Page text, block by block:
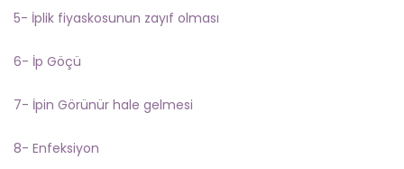
5- İplik fiyaskosunun zayıf olması
6- İp Göçü
7- İpin Görünür hale gelmesi
8- Enfeksiyon